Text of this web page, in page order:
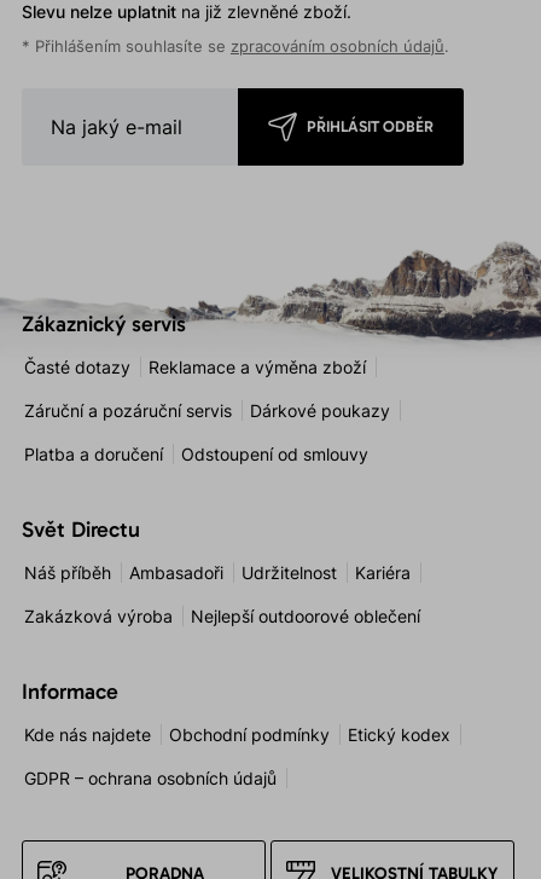
Slevu nelze uplatnitna již zlevněné zboží.
* Přihlášením souhlasíte se zpracováním osobních údajů.
PŘIHLÁSIT ODBĚR
Zákaznický servis
Časté dotazy Reklamace a výměna zboží
Záruční a pozáruční servis Dárkové poukazy
Platba a doručení Odstoupení od smlouvy
Svět Directu
Náš příběh Ambasadoři Udržitelnost Kariéra
Zakázková výroba Nejlepší outdoorové oblečení
Informace
Kde nás najdete Obchodní podmínky Etický kodex
GDPR – ochrana osobních údajů
PORADNA VELIKOSTNÍ TABULKY